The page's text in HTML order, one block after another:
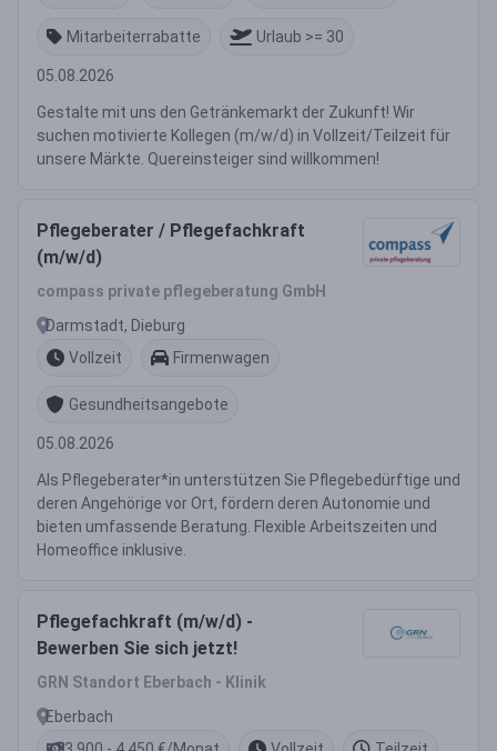
Mitarbeiterrabatte Urlaub >= 30
05.08.2026
Gestalte mit uns den Getränkemarkt der Zukunft! Wir
suchen motivierte Kollegen (m/w/d) in Vollzeit/Teilzeit für
unsere Märkte. Quereinsteiger sind willkommen!
Pflegeberater / Pflegefachkraft
(m/w/d)
compass private pflegeberatung GmbH
Darmstadt, Dieburg
Vollzeit
Firmenwagen
Gesundheitsangebote
05.08.2026
Als Pflegeberater*in unterstützen Sie Pflegebedürftige und
deren Angehörige vor Ort, fördern deren Autonomie und
bieten umfassende Beratung. Flexible Arbeitszeiten und
Homeoffice inklusive.
Pflegefachkraft (m/w/d) -
Bewerben Sie sich jetzt!
GRN Standort Eberbach - Klinik
Eberbach